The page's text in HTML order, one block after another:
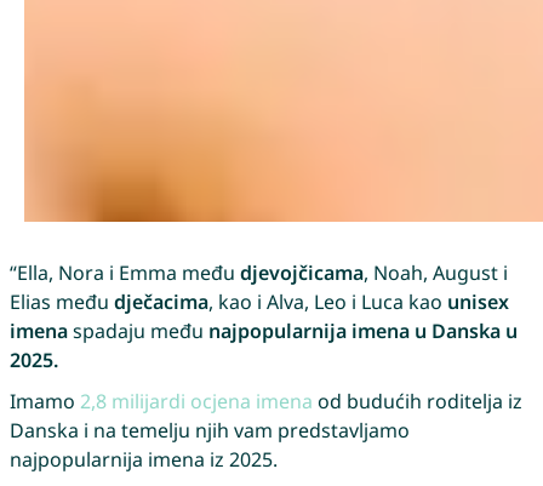
“Ella, Nora i Emma među djevojčicama, Noah, August i
Elias među dječacima, kao i Alva, Leo i Luca kao unisex
imenaspadaju među najpopularnija imena u Danska u
2025.
Imamo 2,8 milijardi ocjena imena od budućih roditelja iz
Danska i na temelju njih vam predstavljamo
najpopularnija imena iz 2025.